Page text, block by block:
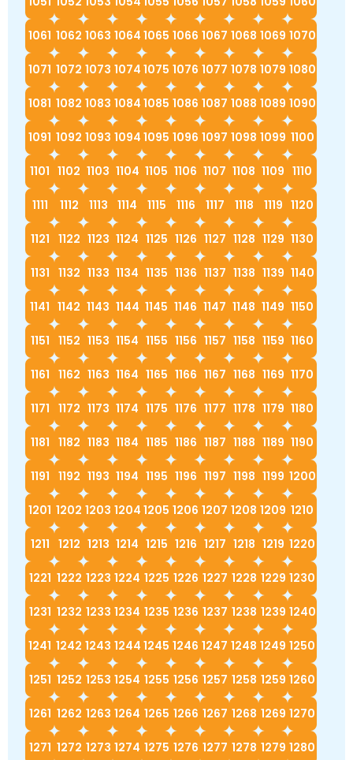
1061 1062 1063 1064 1065 1066 1067 1068 1069 1070
1071 1072 1073 1074 1075 1076 1077 1078 1079 1080
1081 1082 1083 1084 1085 1086 1087 1088 1089 1090
1091 1092 1093 1094 1095 1096 1097 1098 1099 1100
1101 1102 1103 1104 1105 1106 1107 1108 1109 1110
1111 1112 1113 1114 1115 1116 1117 1118 1119 1120
1121 1122 1123 1124 1125 1126 1127 1128 1129 1130
1131 1132 1133 1134 1135 1136 1137 1138 1139 1140
1141 1142 1143 1144 1145 1146 1147 1148 1149 1150
1151 1152 1153 1154 1155 1156 1157 1158 1159 1160
1161 1162 1163 1164 1165 1166 1167 1168 1169 1170
1171 1172 1173 1174 1175 1176 1177 1178 1179 1180
1181 1182 1183 1184 1185 1186 1187 1188 1189 1190
1191 1192 1193 1194 1195 1196 1197 1198 1199 1200
1201 1202 1203 1204 1205 1206 1207 1208 1209 1210
1211 1212 1213 1214 1215 1216 1217 1218 1219 1220
1221 1222 1223 1224 1225 1226 1227 1228 1229 1230
1231 1232 1233 1234 1235 1236 1237 1238 1239 1240
1241 1242 1243 1244 1245 1246 1247 1248 1249 1250
1251 1252 1253 1254 1255 1256 1257 1258 1259 1260
1261 1262 1263 1264 1265 1266 1267 1268 1269 1270
1271 1272 1273 1274 1275 1276 1277 1278 1279 1280